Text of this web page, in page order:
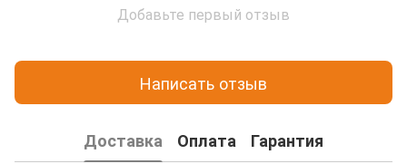
Добавьте первый отзыв
Написать отзыв
Доставка Оплата
Гарантия